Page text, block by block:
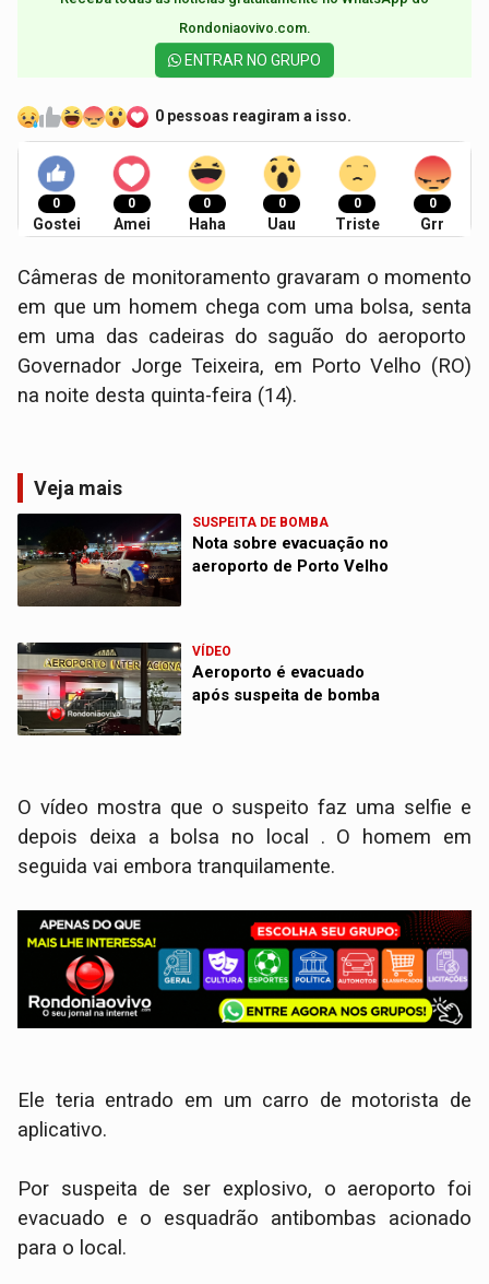
Rondoniaovivo.com.​
ENTRAR NO GRUPO
0 pessoas reagiram a isso.
0
Gostei
0
Amei
0
Haha
0
Uau
0
Triste
0
Grr
Câmeras de monitoramento gravaram o momento
em que um homem chega com uma bolsa, senta
em uma das cadeiras do saguão do aeroporto
Governador Jorge Teixeira, em Porto Velho (RO)
na noite desta quinta-feira (14).
Veja mais
SUSPEITA DE BOMBA
Nota sobre evacuação no
aeroporto de Porto Velho
VÍDEO
Aeroporto é evacuado
após suspeita de bomba
O vídeo mostra que o suspeito faz uma selfie e
depois deixa a bolsa no local . O homem em
seguida vai embora tranquilamente.
Ele teria entrado em um carro de motorista de
aplicativo.
Por suspeita de ser explosivo, o aeroporto foi
evacuado e o esquadrão antibombas acionado
para o local.